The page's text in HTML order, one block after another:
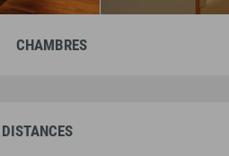
CHAMBRES
DISTANCES